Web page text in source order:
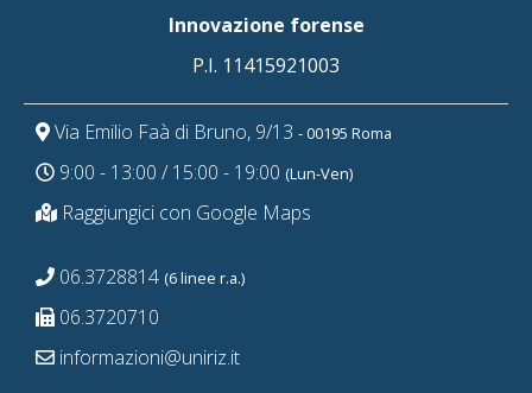
Innovazione forense
P.I. 11415921003
Via Emilio Faà di Bruno, 9/13 - 00195 Roma
9:00 - 13:00 / 15:00 - 19:00 (Lun-Ven)
Raggiungici con Google Maps
06.3728814 (6 linee r.a.)
06.3720710
informazioni@uniriz.it